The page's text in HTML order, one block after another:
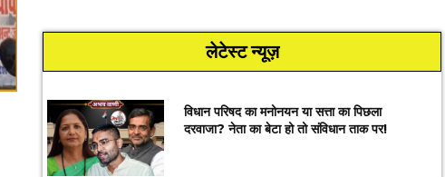
लेटेस्ट न्यूज़
विधान परिषद का मनोनयन या सत्ता का पिछला
दरवाजा? नेता का बेटा हो तो संविधान ताक पर!